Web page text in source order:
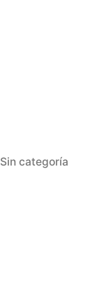
Publicada
Sin categoría